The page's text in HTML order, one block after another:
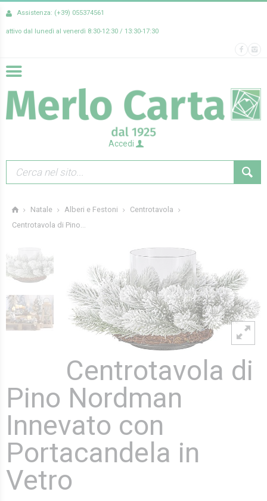
Assistenza: (+39) 055374561
attivo dal lunedì al venerdì 8:30-12:30 / 13:30-17:30
Accedi
Natale Alberi e Festoni
Centrotavola
Centrotavola di Pino...
Centrotavola di
Pino Nordman
Innevato con
Portacandela in
Vetro